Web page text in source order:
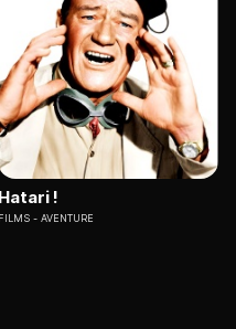
Hatari !
FILMS AVENTURE